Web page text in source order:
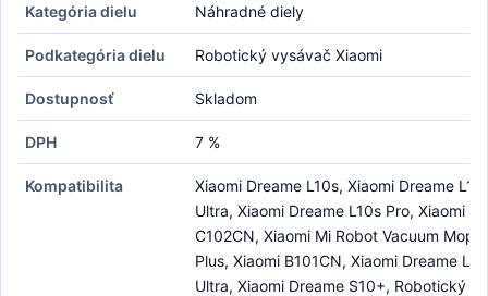
Kategória dielu Náhradné diely
Podkategória dielu Robotický vysávač Xiaomi
Dostupnosť Skladom
DPH 7 %
Kompatibilita
Xiaomi Dreame L10s, Xiaomi Dreame
Ultra, Xiaomi Dreame L10s Pro, Xiaomi
C102CN, Xiaomi Mi Robot Vacuum Mop
Plus, Xiaomi B101CN, Xiaomi Dreame L10
Ultra, Xiaomi Dreame S10+, Robotický